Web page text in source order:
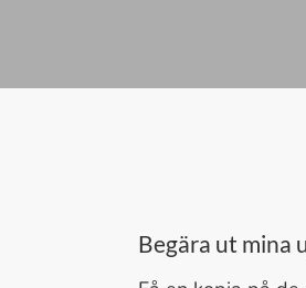
Begära ut mina